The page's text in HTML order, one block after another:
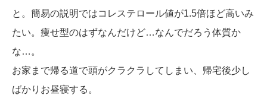
と。簡易の説明ではコレステロール値が1.5倍ほど高いみ
たい。痩せ型のはずなんだけど…なんでだろう体質か
な…。
お家まで帰る道で頭がクラクラしてしまい、帰宅後少し
ばかりお昼寝する。